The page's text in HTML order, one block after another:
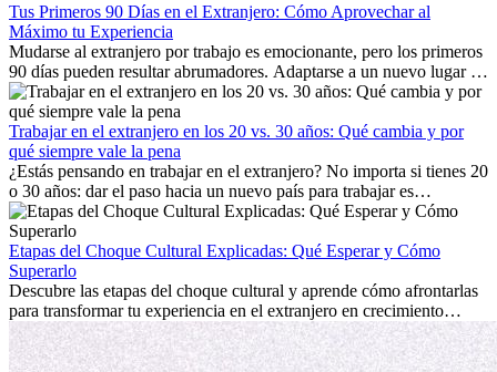
Tus Primeros 90 Días en el Extranjero: Cómo Aprovechar al
Máximo tu Experiencia
Mudarse al extranjero por trabajo es emocionante, pero los primeros
90 días pueden resultar abrumadores. Adaptarse a un nuevo lugar de
trabajo, construir una vida social, comprender la cultura local y lidiar
con la nostalgia son parte del proceso. Esta guía para expatriados te
mostrará cómo aprovechar al máximo tus primeros meses en el
extranjero, asegurando tanto éxito profesional como crecimiento
personal.
Trabajar en el extranjero en los 20 vs. 30 años: Qué cambia y por
qué siempre vale la pena
¿Estás pensando en trabajar en el extranjero? No importa si tienes 20
o 30 años: dar el paso hacia un nuevo país para trabajar es
emocionante y, a veces, desafiante. Muchas personas se preguntan si
la edad marca la diferencia. La verdad es que la experiencia
internacional siempre vale la pena. Puede impulsar tu carrera,
fomentar tu crecimiento personal y ofrecerte valiosas perspectivas
culturales que transforman tu vida.
Etapas del Choque Cultural Explicadas: Qué Esperar y Cómo
Superarlo
Descubre las etapas del choque cultural y aprende cómo afrontarlas
para transformar tu experiencia en el extranjero en crecimiento
personal y adaptación exitosa.